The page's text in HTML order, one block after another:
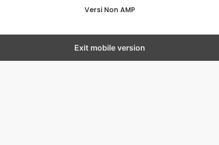
Versi Non AMP
Exit mobile version